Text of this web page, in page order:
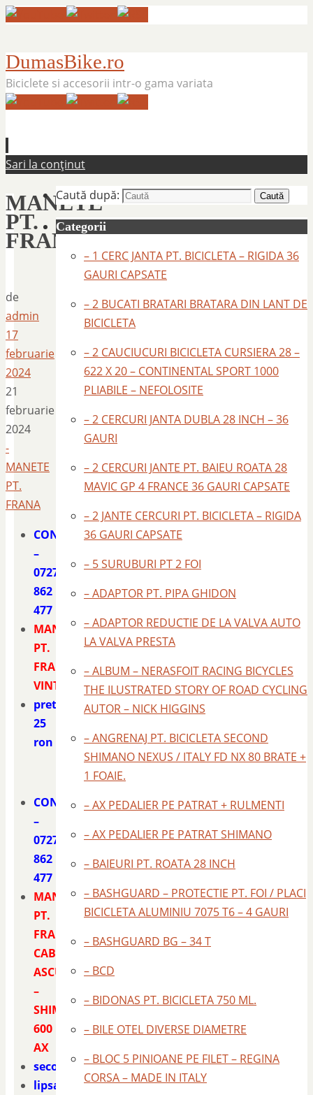
DumasBike.ro
Biciclete si accesorii intr-o gama variata
Sari la conținut
MANETE
PT.
FRANA
de
admin
17
februarie
2024
21
februarie
2024
-
MANETE
PT.
FRANA
CONTACT
–
0727
862
477
MANETE
PT.
FRANA
VINTAGE
pret
25
ron
CONTACT
–
0727
862
477
MANETE
PT.
FRANA
CABLURI
ASCUNSE
–
SHIMANO
600
AX
second
lipsa
Caută după: Caută
Categorii
– 1 CERC JANTA PT. BICICLETA – RIGIDA 36
GAURI CAPSATE
– 2 BUCATI BRATARI BRATARA DIN LANT DE
BICICLETA
– 2 CAUCIUCURI BICICLETA CURSIERA 28 –
622 X 20 – CONTINENTAL SPORT 1000
PLIABILE – NEFOLOSITE
– 2 CERCURI JANTA DUBLA 28 INCH – 36
GAURI
– 2 CERCURI JANTE PT. BAIEU ROATA 28
MAVIC GP 4 FRANCE 36 GAURI CAPSATE
– 2 JANTE CERCURI PT. BICICLETA – RIGIDA
36 GAURI CAPSATE
– 5 SURUBURI PT 2 FOI
– ADAPTOR PT. PIPA GHIDON
– ADAPTOR REDUCTIE DE LA VALVA AUTO
LA VALVA PRESTA
– ALBUM – NERASFOIT RACING BICYCLES
THE ILUSTRATED STORY OF ROAD CYCLING
AUTOR – NICK HIGGINS
– ANGRENAJ PT. BICICLETA SECOND
SHIMANO NEXUS / ITALY FD NX 80 BRATE +
1 FOAIE.
– AX PEDALIER PE PATRAT + RULMENTI
– AX PEDALIER PE PATRAT SHIMANO
– BAIEURI PT. ROATA 28 INCH
– BASHGUARD – PROTECTIE PT. FOI / PLACI
BICICLETA ALUMINIU 7075 T6 – 4 GAURI
– BASHGUARD BG – 34 T
– BCD
– BIDONAS PT. BICICLETA 750 ML.
– BILE OTEL DIVERSE DIAMETRE
– BLOC 5 PINIOANE PE FILET – REGINA
CORSA – MADE IN ITALY